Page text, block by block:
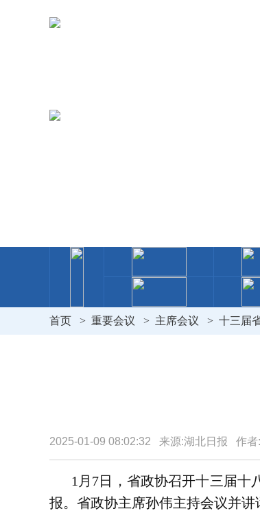
首页 > 重要会议 > 主席会议 > 十三届
2025-01-09 08:02:32 来源:湖北日报 作者
1月7日，省政协召开十三届十
报。省政协主席孙伟主持会议并讲